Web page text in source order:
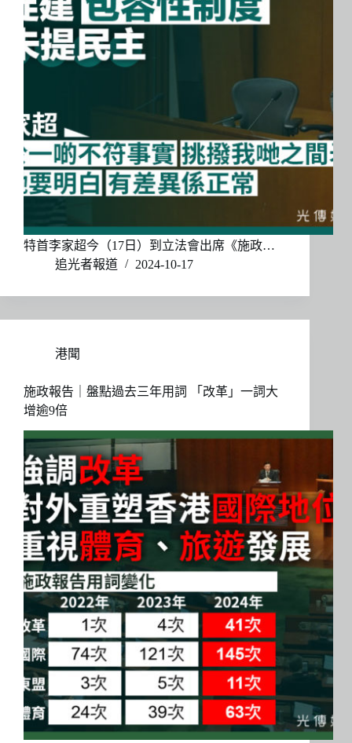
特首李家超今（17日）到立法會出席《施政…
追光者報道
2024-10-17
港聞
施政報告｜盤點過去三年用詞 「改革」一詞大
增逾9倍